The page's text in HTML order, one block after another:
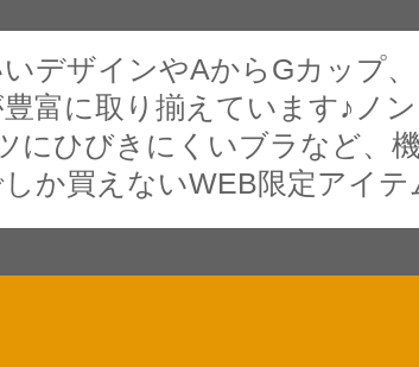
デザインやAからGカップ
富に取り揃えています♪ノン
にひびきにくいブラなど、機
か買えないWEB限定アイテ